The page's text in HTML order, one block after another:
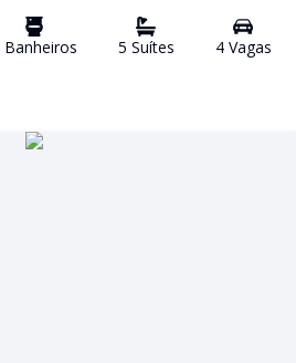
Banheiros 5 Suítes 4Vagas